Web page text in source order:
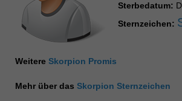
Sterbedatum:
Sternzeichen:
Weitere Skorpion Promis
Mehr über das Skorpion Sternzeichen